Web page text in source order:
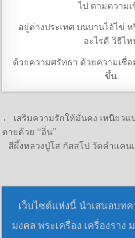
ไป ตามความเ
อยู่ต่างประเทศ บนบานไอ้ไข่
อะไรดี วิธีไห
ด้วยความศรัทธา ด้วยความเชื่
ขึ้น
แนะแนวเรื่อง
← เสริมความรักให้มั่นคง เหนียว
ตายด้วย “อิ่น”
สีผึ้งหลวงปู่โส กัสสโป วัดคำแคน
เว็บไซต์แห่งนี้ นำเสนอบทค
มงคล พระเครื่อง เครื่องราง